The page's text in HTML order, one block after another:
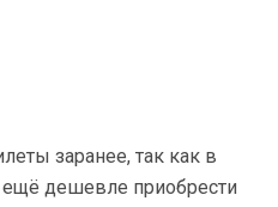
заранее, так как в
ещё дешевле приобрести